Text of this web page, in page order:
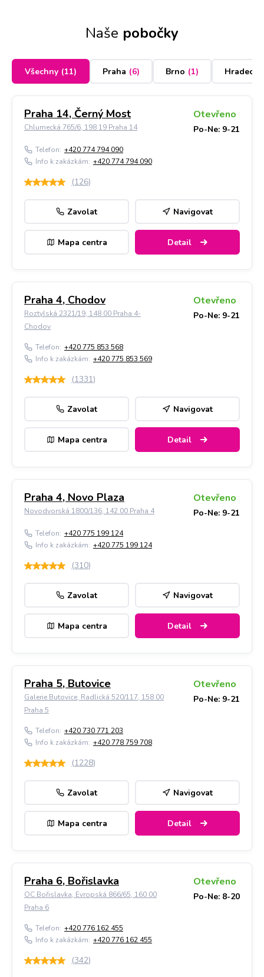
Naše pobočky
Všechny (11) Praha (6) Brno (1) Hradec
Praha 14, Černý Most
Chlumecká 765/6, 198 19 Praha 14
Otevřeno
Po-Ne: 9-21
Telefon: +420 774 794 090
Info k zakázkám: +420 774 794 090
(126)
Zavolat Navigovat
Mapa centra Detail
Praha 4, Chodov
Roztylská 2321/19, 148 00 Praha 4-
Chodov
Otevřeno
Po-Ne: 9-21
Telefon: +420 775 853 568
Info k zakázkám: +420 775 853 569
(1331)
Zavolat Navigovat
Mapa centra Detail
Praha 4, Novo Plaza
Novodvorská 1800/136, 142 00 Praha 4
Otevřeno
Po-Ne: 9-21
Telefon: +420 775 199 124
Info k zakázkám: +420 775 199 124
(310)
Zavolat Navigovat
Mapa centra Detail
Praha 5, Butovice
Galerie Butovice, Radlická 520/117, 158 00
Praha 5
Otevřeno
Po-Ne: 9-21
Telefon: +420 730 771 203
Info k zakázkám: +420 778 759 708
(1228)
Zavolat Navigovat
Mapa centra Detail
Praha 6, Bořislavka
OC Bořislavka, Evropská 866/65, 160 00
Praha 6
Otevřeno
Po-Ne: 8-20
Telefon: +420 776 162 455
Info k zakázkám: +420 776 162 455
(342)